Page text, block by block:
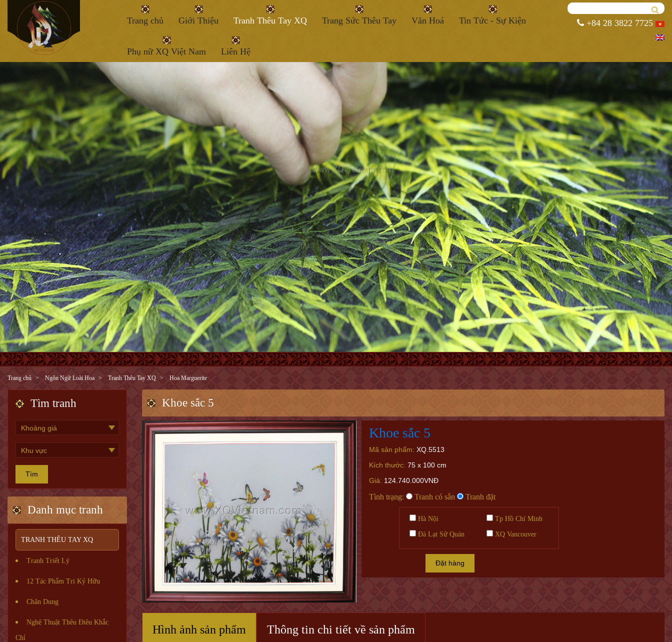
Trang chủ Giới Thiệu Tranh Thêu Tay XQ Trang Sức Thêu Tay Văn Hoá Tin Tức - Sự Kiện
Phụ nữ XQ Việt Nam Liên Hệ
+84 28 3822 7725
Trang chủ Ngôn Ngữ Loài Hoa Tranh Thêu Tay XQ Hoa Marguerite
Tìm tranh
Tìm
Danh mục tranh
TRANH THÊU TAY XQ
Tranh Triết Lý
12 Tác Phẩm Tri Kỷ Hữu
Chân Dung
Nghệ Thuật Thêu Điêu Khắc
Chỉ
Khoe sắc 5
Khoe sắc 5
Mã sản phẩm: XQ.5513
Kích thước: 75 x 100 cm
Giá: 124.740.000VNĐ
Tình trạng: Tranh có sẵn Tranh đặt
Hà Nội Tp Hồ Chí Minh
Đà Lạt Sử Quán XQ Vancouver
Đặt hàng
Hình ảnh sản phẩm Thông tin chi tiết về sản phẩm